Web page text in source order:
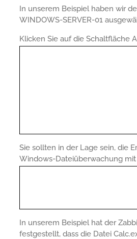
In unserem Beispiel haben wir
WINDOWS-SERVER-01
Klicken Sie auf die Schaltfläche
Sie sollten in der Lage sein, die
Windows-Dateiüberwachung mit
In unserem Beispiel hat der
festgestellt, dass die Datei